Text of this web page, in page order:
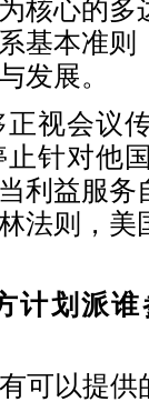
核心的多
基本准则
发展。
视会议
针对他
利益服务
法则，美
计划派
可以提供